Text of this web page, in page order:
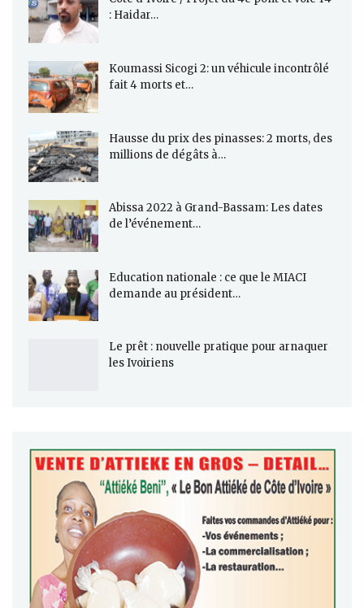
: Haidar…
Koumassi Sicogi 2: un véhicule incontrôlé
fait 4 morts et…
Hausse du prix des pinasses: 2 morts, des
millions de dégâts à…
Abissa 2022 à Grand-Bassam: Les dates
de l’événement…
Education nationale : ce que le MIACI
demande au président…
Le prêt : nouvelle pratique pour arnaquer
les Ivoiriens